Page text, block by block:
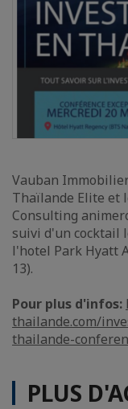
Vauban
Thaïlande Elite et
Consulting
suivi d'un cocktail
l'hotel Park Hyatt
13).
Pour plus d'infos:
thailande.com/
thailande-
PLUS